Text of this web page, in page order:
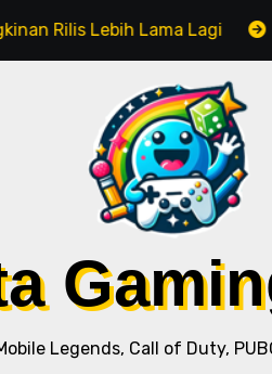
Lebih Lama Lagi
Legends, Call of Duty,